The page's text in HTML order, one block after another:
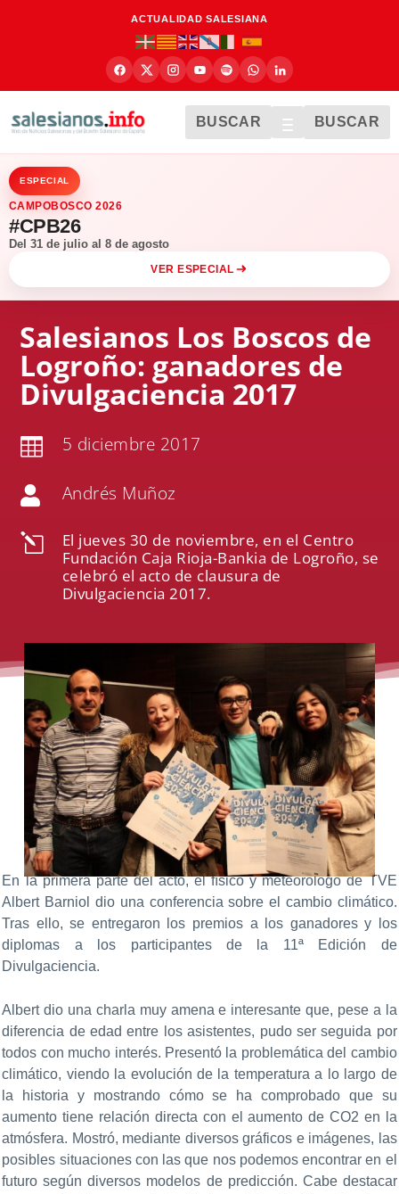
ACTUALIDAD SALESIANA
BUSCAR BUSCAR
ESPECIAL
CAMPOBOSCO 2026
#CPB26
Del 31 de julio al 8 de agosto
VER ESPECIAL
Salesianos Los Boscos de
Logroño: ganadores de
Divulgaciencia 2017
 5 diciembre 2017
 Andrés Muñoz
l
El jueves 30 de noviembre, en el Centro
Fundación Caja Rioja-Bankia de Logroño, se
celebró el acto de clausura de
Divulgaciencia 2017.
En la primera parte del acto, el físico y meteorólogo de TVE
Albert Barniol dio una conferencia sobre el cambio climático.
Tras ello, se entregaron los premios a los ganadores y los
diplomas a los participantes de la 11ª Edición de
Divulgaciencia.
Albert dio una charla muy amena e interesante que, pese a la
diferencia de edad entre los asistentes, pudo ser seguida por
todos con mucho interés. Presentó la problemática del cambio
climático, viendo la evolución de la temperatura a lo largo de
la historia y mostrando cómo se ha comprobado que su
aumento tiene relación directa con el aumento de CO2 en la
atmósfera. Mostró, mediante diversos gráficos e imágenes, las
posibles situaciones con las que nos podemos encontrar en el
futuro según diversos modelos de predicción. Cabe destacar